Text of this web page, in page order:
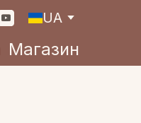
UA
Магазин